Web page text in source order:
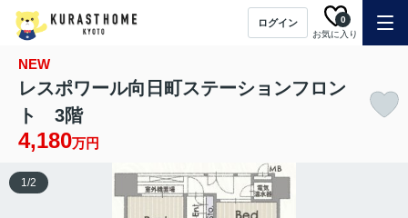
ログイン
お気に入り
0
NEW
レスポワール向日町ステーションフロン
ト 3階
4,180万円
1/2